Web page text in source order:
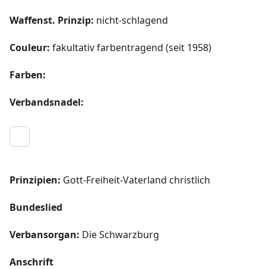
Waffenst. Prinzip: nicht-schlagend
Couleur: fakultativ farbentragend (seit 1958)
Farben:
Verbandsnadel:
Prinzipien: Gott-Freiheit-Vaterland christlich
Bundeslied
Verbansorgan: Die Schwarzburg
Anschrift